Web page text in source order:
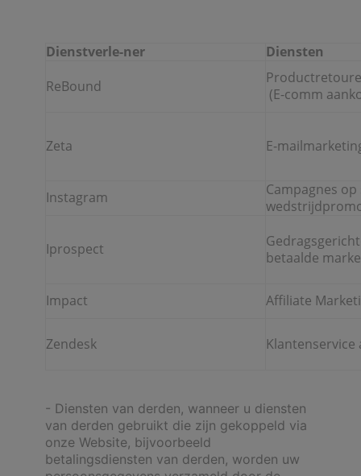
Dienstverle-ner
Diensten
ReBound
(E-comm
Zeta E-
Instagram
Campagnes
Iprospect
betaalde
Impact Affiliate
Zendesk Klantenservice
- Diensten van derden, wanneer u diensten
van derden gebruikt die zijn gekoppeld via
onze Website, bijvoorbeeld
betalingsdiensten van derden, worden uw